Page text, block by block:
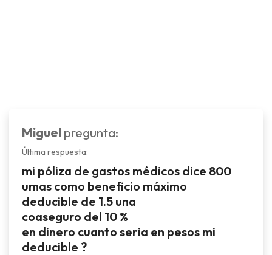
Miguelpregunta:
Última respuesta:
mi póliza de gastos médicos dice 800
umas como beneficio máximo
deducible de 1.5 una
coaseguro del 10 %
en dinero cuanto seria en pesos mi
deducible ?